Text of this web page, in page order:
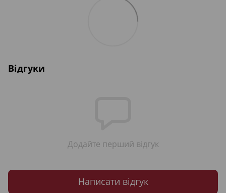
Відгуки
Додайте перший відгук
Написати відгук